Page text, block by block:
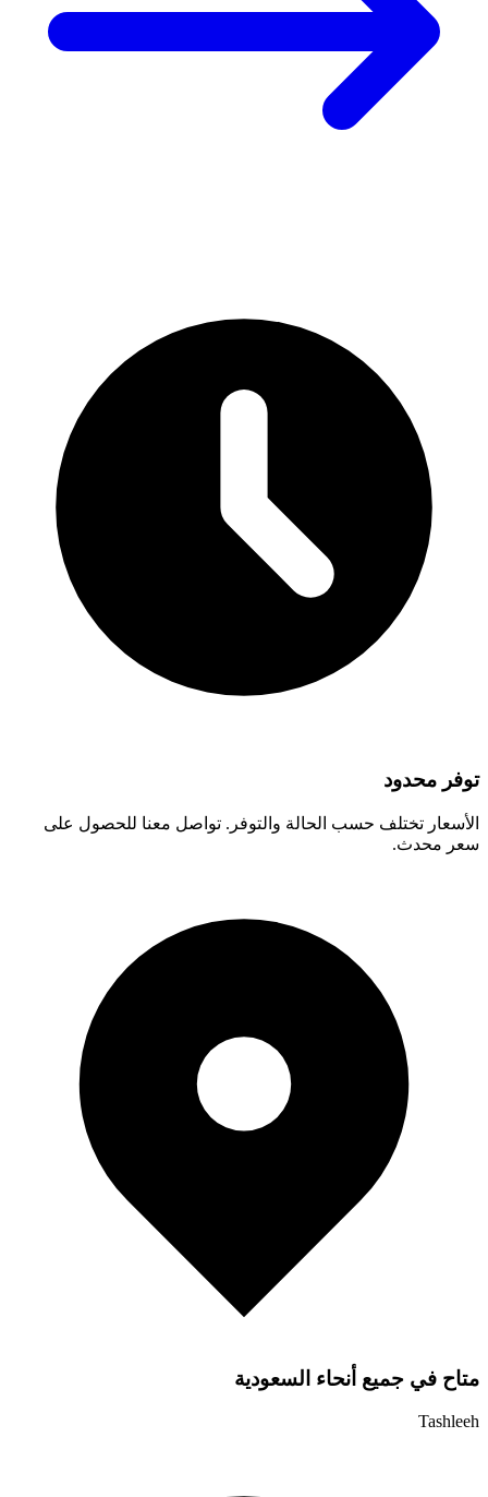
توفر محدود
الأسعار تختلف حسب الحالة والتوفر. تواصل معنا للحصول على
سعر محدث.
متاح في جميع أنحاء السعودية
Tashleeh